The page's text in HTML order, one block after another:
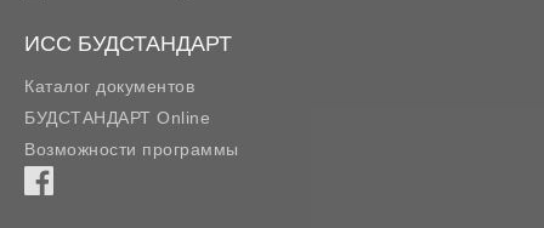
ИСС БУДСТАНДАРТ
Каталог документов
БУДСТАНДАРТ Online
Возможности программы